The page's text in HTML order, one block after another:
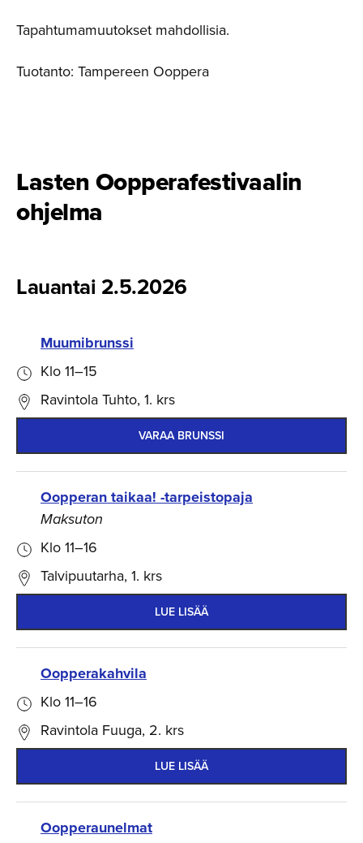
Tapahtumamuutokset mahdollisia.
Tuotanto: Tampereen Ooppera
Lasten Oopperafes­ti­vaalin
ohjelma
Lauantai 2.5.2026
Muumibrunssi
Klo 11–15
Ravintola Tuhto, 1. krs
VARAA BRUNSSI
Oopperan taikaa! -tarpeistopaja
Maksuton
Klo 11–16
Talvipuutarha, 1. krs
LUE LISÄÄ
Oopperakahvila
Klo 11–16
Ravintola Fuuga, 2. krs
LUE LISÄÄ
Oopperaunelmat